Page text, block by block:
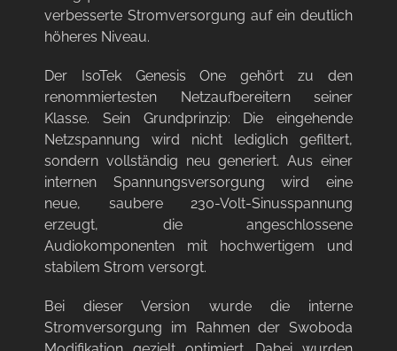
verbesserte Stromversorgung auf ein deutlich
höheres Niveau.
Der IsoTek Genesis One gehört zu den
renommiertesten Netzaufbereitern seiner
Klasse. Sein Grundprinzip: Die eingehende
Netzspannung wird nicht lediglich gefiltert,
sondern vollständig neu generiert. Aus einer
internen Spannungsversorgung wird eine
neue, saubere 230-Volt-Sinusspannung
erzeugt, die angeschlossene
Audiokomponenten mit hochwertigem und
stabilem Strom versorgt.
Bei dieser Version wurde die interne
Stromversorgung im Rahmen der Swoboda